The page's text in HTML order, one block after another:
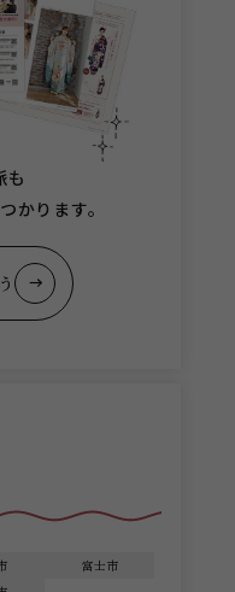
も
かります。
富士市